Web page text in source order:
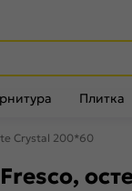
Плитка
Сrystal 200*60